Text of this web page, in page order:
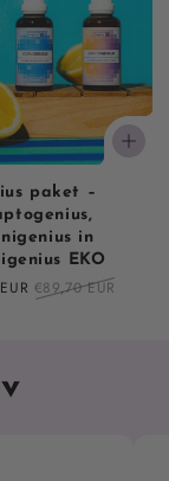
paket –
in
EKO
Regular
€89,70 EUR